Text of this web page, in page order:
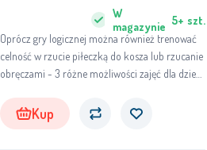
Oprócz gry logicznej można również trenować
celność w rzucie piłeczką do kosza lub rzucanie
obręczami - 3 różne możliwości zajęć dla dzieci
W
magazynie 5+ szt.
Kup